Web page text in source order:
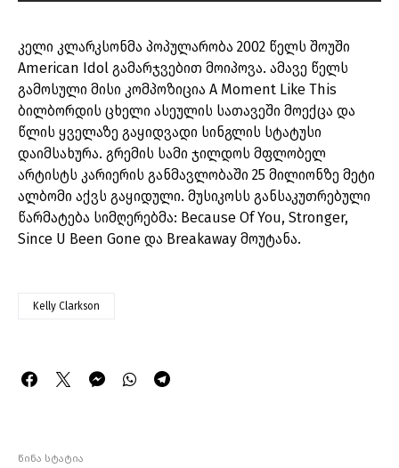
კელი კლარკსონმა პოპულარობა 2002 წელს შოუში
American Idol გამარჯვებით მოიპოვა. ამავე წელს
გამოსული მისი კომპოზიცია A Moment Like This
ბილბორდის ცხელი ასეულის სათავეში მოექცა და
წლის ყველაზე გაყიდვადი სინგლის სტატუსი
დაიმსახურა. გრემის სამი ჯილდოს მფლობელ
არტისტს კარიერის განმავლობაში 25 მილიონზე მეტი
ალბომი აქვს გაყიდული. მუსიკოსს განსაკუთრებული
წარმატება სიმღერებმა: Because Of You, Stronger,
Since U Been Gone და Breakaway მოუტანა.
Kelly Clarkson
წინა სტატია